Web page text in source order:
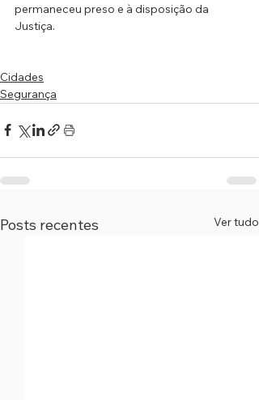
permaneceu preso e à disposição da
Justiça.
Cidades
Segurança
Posts recentes Ver tudo